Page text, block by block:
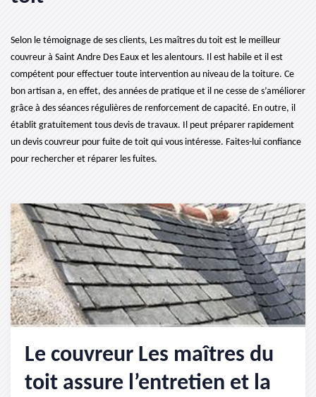
Selon le témoignage de ses clients, Les maîtres du toit est le meilleur
couvreur à Saint Andre Des Eaux et les alentours. Il est habile et il est
compétent pour effectuer toute intervention au niveau de la toiture. Ce
bon artisan a, en effet, des années de pratique et il ne cesse de s’améliorer
grâce à des séances régulières de renforcement de capacité. En outre, il
établit gratuitement tous devis de travaux. Il peut préparer rapidement
un devis couvreur pour fuite de toit qui vous intéresse. Faites-lui confiance
pour rechercher et réparer les fuites.
Le couvreur Les maîtres du
toit assure l’entretien et la